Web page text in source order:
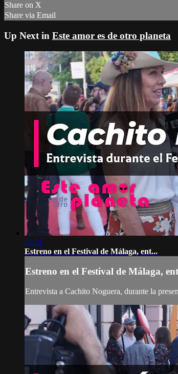
Share on X
Share via Email
Up Next in Este amor es de otro planeta
03:21
Estreno en el Festival de Málaga, ent...
Estreno en el Festival de Málaga,
Entrevista a Cachito Noguera, durante la